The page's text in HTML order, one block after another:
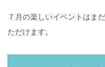
７月の楽しいイベントはま
ただけます。